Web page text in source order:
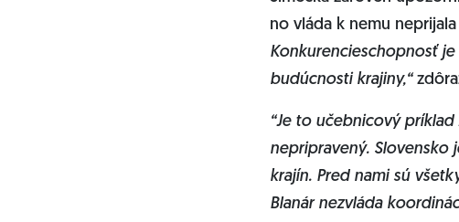
no vláda k nemu
Konkurencieschopnosť
budúcnosti krajiny,“
“Je to učebnicový
nepripravený. Slovensko
krajín. Pred nami sú
Blanár nezvláda